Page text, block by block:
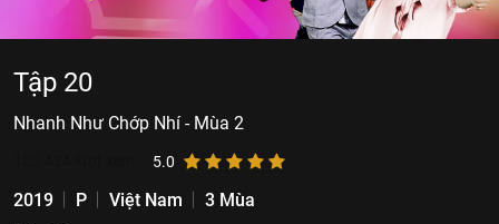
Tập 20
Nhanh Như Chớp Nhí - Mùa 2
5.0
2019 P Việt Nam
3 Mùa